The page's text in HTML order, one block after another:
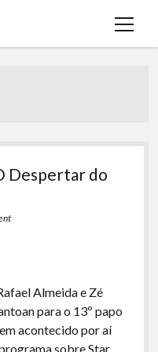
open
Despertar do
Almeida e Zé
para o 13º papo
acontecido por aí
sobre Star